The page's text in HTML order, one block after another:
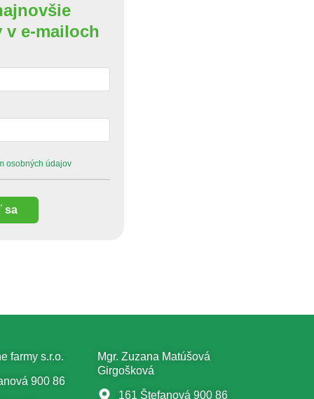
v e-mailoch
osobných údajov
sa
farmy s.r.o.
900 86
Mgr. Zuzana Matúšová
Girgošková
161 Štefanová 900 86